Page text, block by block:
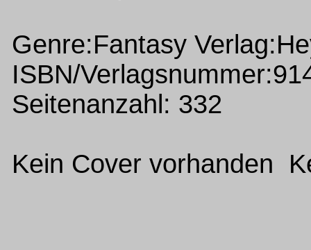
Genre:Fantasy
ISBN/
Seitenanzahl: 332
Kein Cover vorhanden